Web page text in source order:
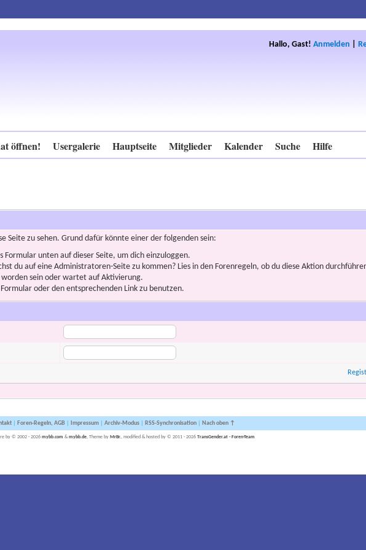
Hallo, Gast! Anmelden
öffnen! Usergalerie Hauptseite Mitglieder Kalender Suche Hilfe
zu sehen. Grund dafür könnte einer der folgenden sein:
unten auf dieser Seite, um dich einzuloggen.
du auf eine Administratoren-Seite zu kommen? Lies in den Forenregeln, ob du diese Aktion
sein oder wartet auf Aktivierung.
oder den entsprechenden Link zu benutzen.
| Foren-Regeln, AGB| Impressum| Archiv-Modus| RSS-Synchronisation| Nach oben ↑
by © 2002 - 2026 mybb.com & mybb.de, Theme by MrBr., modified & hosted by © 2011 - 2026 TransGender.at - Foren-Team